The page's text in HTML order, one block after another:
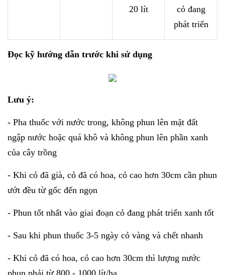
20 lít
cỏ đang
phát triển
Đọc kỹ hướng dẫn trước khi sử dụng
Lưu ý:
- Pha thuốc với nước trong, không phun lên mặt đất
ngập nước hoặc quá khô và không phun lên phần xanh
của cây trồng
- Khi cỏ đã già, cỏ đã có hoa, cỏ cao hơn 30cm cần phun
ướt đều từ gốc đến ngọn
- Phun tốt nhất vào giai đoạn cỏ đang phát triển xanh tốt
- Sau khi phun thuốc 3-5 ngày cỏ vàng và chết nhanh
- Khi cỏ đã có hoa, cỏ cao hơn 30cm thì lượng nước